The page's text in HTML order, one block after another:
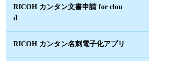
RICOH カンタン文書申請 for clou
d
RICOH カンタン名刺電子化アプリ